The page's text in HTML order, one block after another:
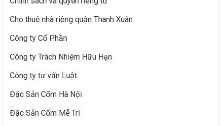
Cho thuê nhà riêng quận Thanh Xuân
Công ty Cổ Phần
Công ty Trách Nhiệm Hữu Hạn
Công ty tư vấn Luật
Đặc Sản Cốm Hà Nội
Đặc Sản Cốm Mễ Trì